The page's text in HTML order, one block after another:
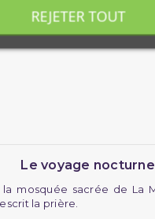
Le voyage
mosquée sacrée de La
la prière.
REJETER TOUT